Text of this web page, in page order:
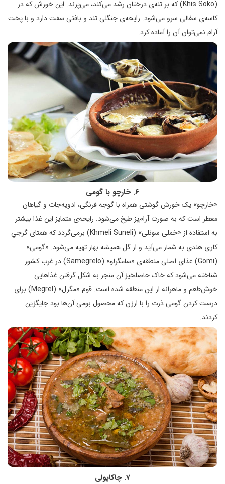
(Khis Soko) که بر تنه‌ی درختان رشد می‌کند، می‌پزند. این خورش که در
کاسه‌ی سفالی سرو می‌شود. رایحه‌ی جنگلی تند و بافتی سفت دارد و با پخت
آرام نمی‌توان آن را آماده کرد.
۶. خارچو با گومی
«خارچو» یک خورش گوشتی همراه با گوجه فرنگی، ادویه‌جات و گیاهان
معطر است که به صورت آرام‌پز طبخ می‌شود. رایحه‌ی متمایز این غذا بیشتر
به استفاده از «خملی سونلی» (Khmeli Suneli) برمی‌گردد که همتای گرجیِ
کاری هندی به شمار می‌آید و از گل همیشه بهار تهیه می‌شود. «گومی»
(Gomi) غذای اصلی منطقه‌ی «سامگرلو» (Samegrelo) در غرب کشور
شناخته می‌شود که خاک حاصلخیز آن منجر به شکل گرفتن غذاهایی
خوش‌طعم و ماهرانه از این منطقه شده است. قوم «مگرل» (Megrel) برای
درست کردن گومی ذرت را با ارزن که محصول بومی آن‌ها بود جایگزین
کردند.
۷. چاکاپولی